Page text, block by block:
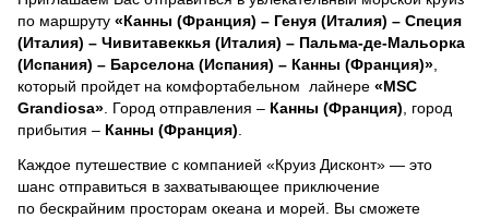
по маршруту «Канны (Франция) – Генуя (Италия) – Специя
(Италия) – Чивитавеккья (Италия) – Пальма-де-Мальорка
(Испания) – Барселона (Испания) – Канны (Франция)»
который пройдет на комфортабельном лайнере «MSC
Grandiosa» . Город отправления – Канны (Франция) , город
прибытия – Канны (Франция)
Каждое путешествие с компанией «Круиз Дисконт» — это
шанс отправиться в захватывающее приключение
по бескрайним просторам океана и морей. Вы сможете